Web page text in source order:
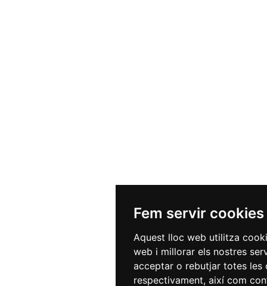
Fem servir cookies
Aquest lloc web utilitza
web i millorar els nostres
acceptar o rebutjar totes
respectivament, així com